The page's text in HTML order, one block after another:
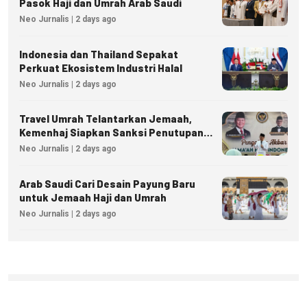
Neo Jurnalis | 2 days ago
Indonesia dan Thailand Sepakat
Perkuat Ekosistem Industri Halal
Neo Jurnalis | 2 days ago
Travel Umrah Telantarkan Jemaah,
Kemenhaj Siapkan Sanksi Penutupan
Izin hingga Pidana
Neo Jurnalis | 2 days ago
Arab Saudi Cari Desain Payung Baru
untuk Jemaah Haji dan Umrah
Neo Jurnalis | 2 days ago